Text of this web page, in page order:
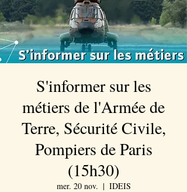
S'informer sur les
métiers de l'Armée de
Terre, Sécurité Civile,
Pompiers de Paris
(15h30)
mer. 20 nov.
  |
IDEIS